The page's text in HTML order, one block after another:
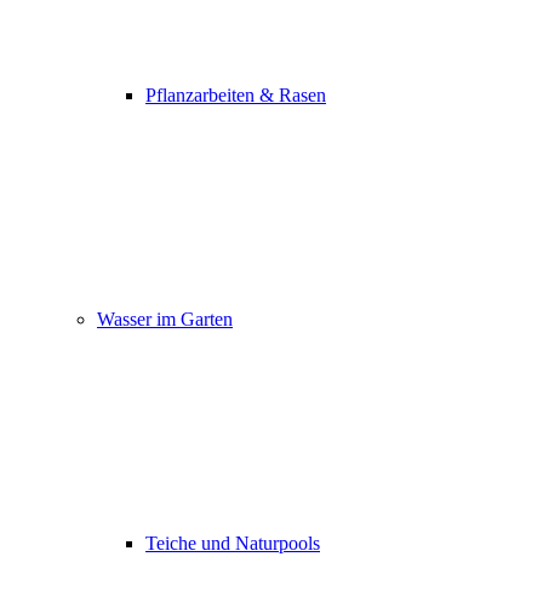
Pflanzarbeiten & Rasen
Wasser im Garten
Teiche und Naturpools